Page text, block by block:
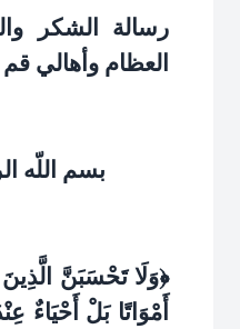
رسالة الشكر
العظام وأهالي قم
بسم اللّه
﴿وَلَا تَحْسَبَنَّ
أَمْوَاتًا بَلْ أَحْيَاءٌ